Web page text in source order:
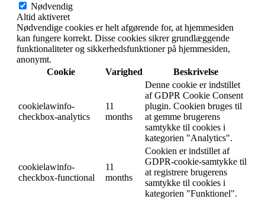
Nødvendig
Altid aktiveret
Nødvendige cookies er helt afgørende for, at hjemmesiden
kan fungere korrekt. Disse cookies sikrer grundlæggende
funktionaliteter og sikkerhedsfunktioner på hjemmesiden,
anonymt.
Cookie
Varighed Beskrivelse
cookielawinfo-
checkbox-analytics
11
months
Denne cookie er indstillet
af GDPR Cookie Consent
plugin. Cookien bruges til
at gemme brugerens
samtykke til cookies i
kategorien "Analytics".
cookielawinfo-
checkbox-functional
11
months
Cookien er indstillet af
GDPR-cookie-samtykke til
at registrere brugerens
samtykke til cookies i
kategorien "Funktionel".